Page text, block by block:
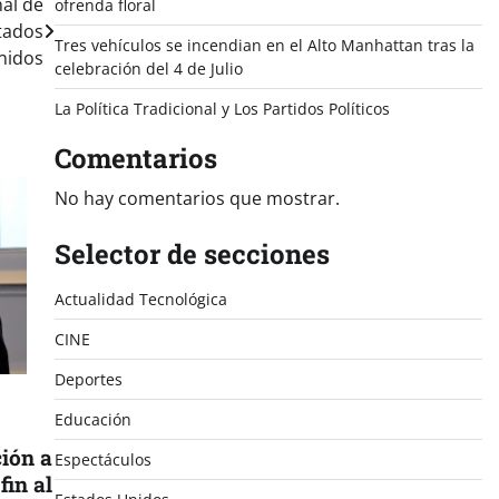
a
al
ofrenda floral
Tres vehículos se incendian en el Alto Manhattan tras la
celebración del 4 de Julio
La Política Tradicional y Los Partidos Políticos
Comentarios
No hay comentarios que mostrar.
Selector de secciones
Actualidad Tecnológica
CINE
Deportes
Educación
Espectáculos